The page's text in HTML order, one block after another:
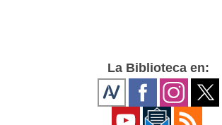
La Biblioteca en: